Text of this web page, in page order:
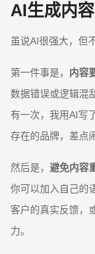
AI生成内
虽说AI很强大，但
第一件事是， 内容
数据错误或逻辑混
有一次，我用AI写
存在的品牌，差点
然后是， 避免内容
你可以加入自己的
客户的真实反馈，
力。